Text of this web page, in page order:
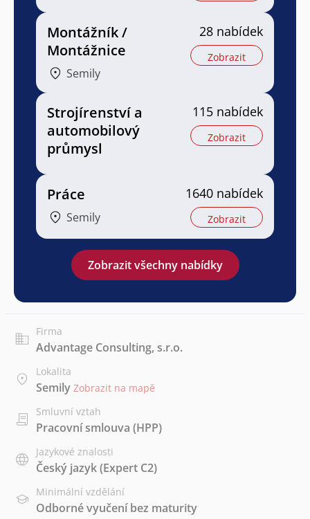
Montážník /
Montážnice
Semily
28 nabídek
Zobrazit
Strojírenství a
automobilový
průmysl
115 nabídek
Zobrazit
Práce
Semily
1640 nabídek
Zobrazit
Zobrazit všechny nabídky
Firma
Advantage Consulting, s.r.o.
Lokalita
Semily Zobrazit na mapě
Smluvní vztah
Pracovní smlouva (HPP)
Jazykové znalosti
Český jazyk(Expert C2)
Minimální vzdělání
Odborné vyučení bez maturity